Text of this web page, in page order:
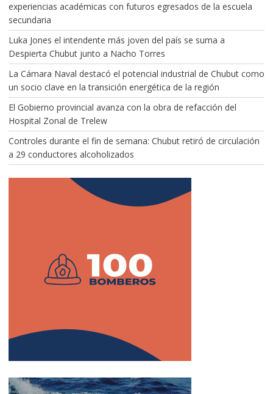
experiencias académicas con futuros egresados de la escuela
secundaria
Luka Jones el intendente más joven del país se suma a
Despierta Chubut junto a Nacho Torres
La Cámara Naval destacó el potencial industrial de Chubut como
un socio clave en la transición energética de la región
El Gobierno provincial avanza con la obra de refacción del
Hospital Zonal de Trelew
Controles durante el fin de semana: Chubut retiró de circulación
a 29 conductores alcoholizados